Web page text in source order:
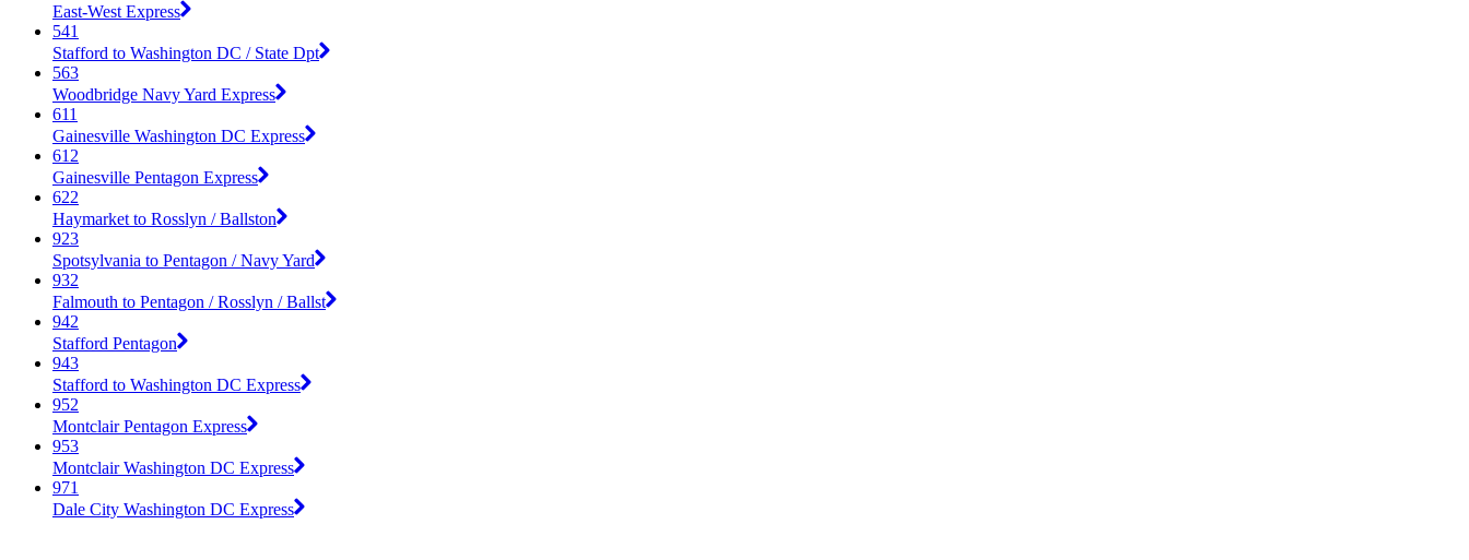
East-West Express
541
Stafford to Washington DC / State Dpt
563
Woodbridge Navy Yard Express
611
Gainesville Washington DC Express
612
Gainesville Pentagon Express
622
Haymarket to Rosslyn / Ballston
923
Spotsylvania to Pentagon / Navy Yard
932
Falmouth to Pentagon / Rosslyn / Ballst
942
Stafford Pentagon
943
Stafford to Washington DC Express
952
Montclair Pentagon Express
953
Montclair Washington DC Express
971
Dale City Washington DC Express